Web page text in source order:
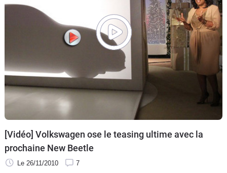
[Vidéo] Volkswagen ose le teasing ultime avec la
prochaine New Beetle
Le 26/11/2010 7